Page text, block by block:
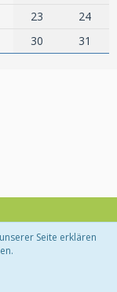
23
24
30 31
Seite erklären